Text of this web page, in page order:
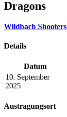
Dragons
Wildbach Shooters
Details
Datum
10. September
2025
Austragungsort